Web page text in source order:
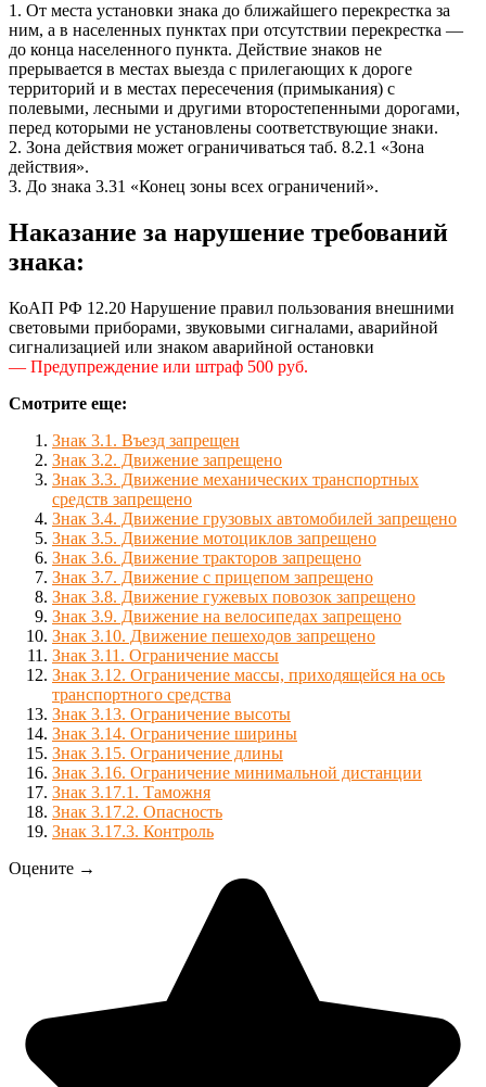
1. От места установки знака до ближайшего перекрестка за
ним, а в населенных пунктах при отсутствии перекрестка —
до конца населенного пункта. Действие знаков не
прерывается в местах выезда с прилегающих к дороге
территорий и в местах пересечения (примыкания) с
полевыми, лесными и другими второстепенными дорогами,
перед которыми не установлены соответствующие знаки.
2. Зона действия может ограничиваться таб. 8.2.1 «Зона
действия».
3. До знака 3.31 «Конец зоны всех ограничений».
Наказание за нарушение требований
знака:
КоАП РФ 12.20 Нарушение правил пользования внешними
световыми приборами, звуковыми сигналами, аварийной
сигнализацией или знаком аварийной остановки
— Предупреждение или штраф 500 руб.
Смотрите еще:
Знак 3.1. Въезд запрещен
Знак 3.2. Движение запрещено
Знак 3.3. Движение механических транспортных
средств запрещено
Знак 3.4. Движение грузовых автомобилей запрещено
Знак 3.5. Движение мотоциклов запрещено
Знак 3.6. Движение тракторов запрещено
Знак 3.7. Движение с прицепом запрещено
Знак 3.8. Движение гужевых повозок запрещено
Знак 3.9. Движение на велосипедах запрещено
Знак 3.10. Движение пешеходов запрещено
Знак 3.11. Ограничение массы
Знак 3.12. Ограничение массы, приходящейся на ось
транспортного средства
Знак 3.13. Ограничение высоты
Знак 3.14. Ограничение ширины
Знак 3.15. Ограничение длины
Знак 3.16. Ограничение минимальной дистанции
Знак 3.17.1. Таможня
Знак 3.17.2. Опасность
Знак 3.17.3. Контроль
Оцените →